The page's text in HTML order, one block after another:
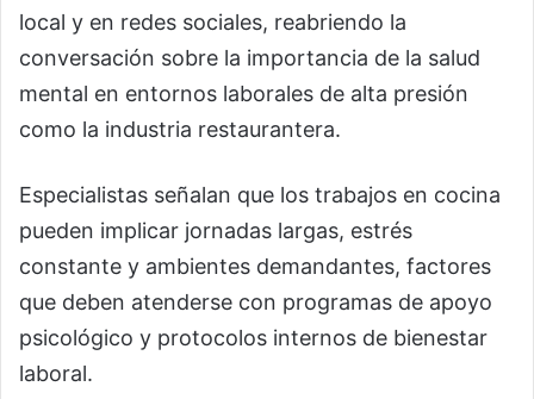
local y en redes sociales, reabriendo la
conversación sobre la importancia de la salud
mental en entornos laborales de alta presión
como la industria restaurantera.
Especialistas señalan que los trabajos en cocina
pueden implicar jornadas largas, estrés
constante y ambientes demandantes, factores
que deben atenderse con programas de apoyo
psicológico y protocolos internos de bienestar
laboral.